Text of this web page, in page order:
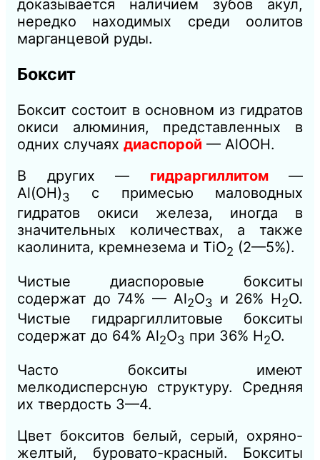
доказывается наличием зубов акул,
нередко находимых среди оолитов
марганцевой руды.
Боксит
Боксит состоит в основном из гидратов
окиси алюминия, представленных в
одних случаях диаспорой — АlООН.
В других — гидраргиллитом—
Аl(ОН)3
с примесью маловодных
гидратов окиси железа, иногда в
значительных количествах, а также
каолинита, кремнезема и ТiO2 (2—5%).
Чистые диаспоровые бокситы
содержат до 74% — Аl2O3 и 26% Н2O.
Чистые гидраргиллитовые бокситы
содержат до 64% Аl2O3 при 36% Н2O.
Часто бокситы имеют
мелкодисперсную структуру. Средняя
их твердость 3—4.
Цвет бокситов белый, серый, охряно-
желтый, буровато-красный. Бокситы